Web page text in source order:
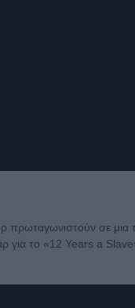
σε μια
το «12 Years a Slave»